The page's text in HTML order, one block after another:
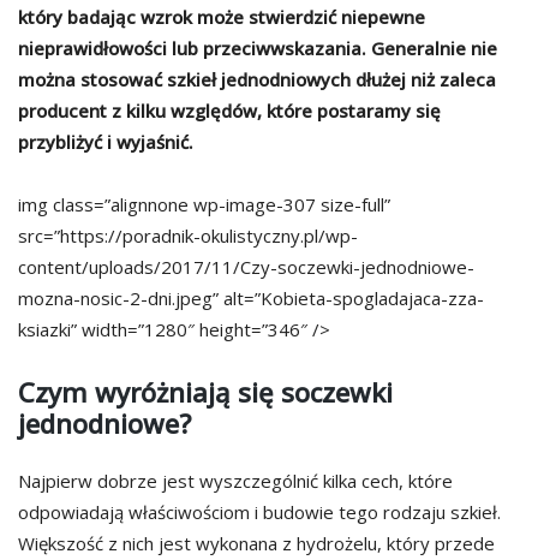
który badając wzrok może stwierdzić niepewne
nieprawidłowości lub przeciwwskazania. Generalnie nie
można stosować szkieł jednodniowych dłużej niż zaleca
producent z kilku względów, które postaramy się
przybliżyć i wyjaśnić.
img class=”alignnone wp-image-307 size-full”
src=”https://poradnik-okulistyczny.pl/wp-
content/uploads/2017/11/Czy-soczewki-jednodniowe-
mozna-nosic-2-dni.jpeg” alt=”Kobieta-spogladajaca-zza-
ksiazki” width=”1280″ height=”346″ />
Czym wyróżniają się soczewki
jednodniowe?
Najpierw dobrze jest wyszczególnić kilka cech, które
odpowiadają właściwościom i budowie tego rodzaju szkieł.
Większość z nich jest wykonana z hydrożelu, który przede